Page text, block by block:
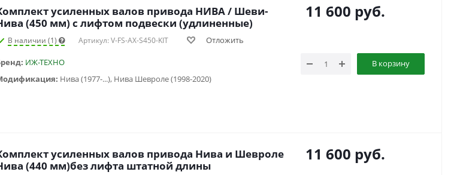
усиленных валов привода НИВА / Шеви-
(450 мм) с лифтом подвески (удлиненные)
В наличии (1) Артикул: V-FS-AX-S450-KIT Отложить
ИЖ-ТЕХНО
Нива (1977-...), Нива Шевроле (1998-2020)
11 600 руб.
В корзину
усиленных валов привода Нива и Шевроле
(440 мм)без лифта штатной длины
11 600 руб.